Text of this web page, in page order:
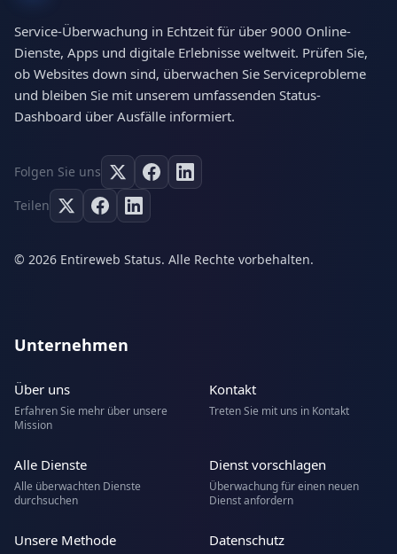
Service-Überwachung in Echtzeit für über 9000 Online-
Dienste, Apps und digitale Erlebnisse weltweit. Prüfen Sie,
ob Websites down sind, überwachen Sie Serviceprobleme
und bleiben Sie mit unserem umfassenden Status-
Dashboard über Ausfälle informiert.
Folgen Sie uns
Teilen
© 2026 Entireweb Status. Alle Rechte vorbehalten.
Unternehmen
Über uns
Erfahren Sie mehr über unsere
Mission
Kontakt
Treten Sie mit uns in Kontakt
Alle Dienste
Alle überwachten Dienste
durchsuchen
Dienst vorschlagen
Überwachung für einen neuen
Dienst anfordern
Unsere Methode Datenschutz